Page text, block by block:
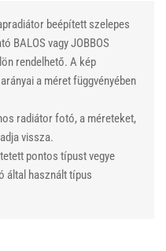
beépített szelepes
BALOS vagy JOBBOS
rendelhető. A kép
a méret függvényében
radiátor fotó, a méreteket,
vissza.
pontos típust vegye
által használt típus